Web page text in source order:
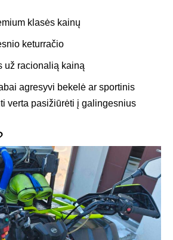
klasės kainų
keturračio
už racionalią kainą
agresyvi bekelė ar sportinis
verta pasižiūrėti į galingesnius